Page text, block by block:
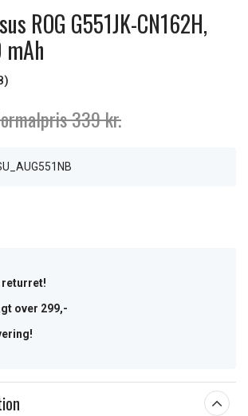
ROG G551JK-CN162H,
339 kr.
returret!
over 299,-